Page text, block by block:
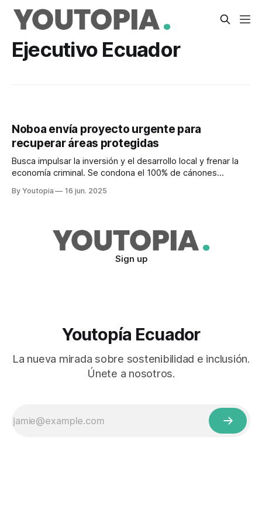
Ejecutivo Ecuador
Noboa envía proyecto urgente para
recuperar áreas protegidas
Busca impulsar la inversión y el desarrollo local y frenar la
economía criminal. Se condona el 100% de cánones
By Youtopia 16 jun. 2025
Sign up
Youtopía Ecuador
La nueva mirada sobre sostenibilidad e inclusión.
Únete a nosotros.